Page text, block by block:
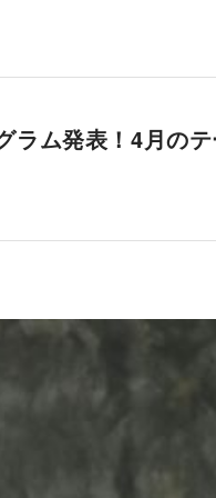
ラム発表！4月の